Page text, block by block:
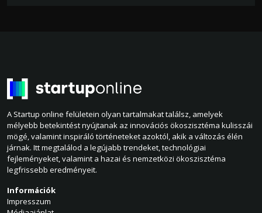
A Startup online felületein olyan tartalmakat találsz, amelyek
mélyebb betekintést nyújtanak az innovációs ökoszisztéma kulisszái
mögé, valamint inspiráló történeteket azoktól, akik a változás élén
járnak. Itt megtalálod a legújabb trendeket, technológiai
fejleményeket, valamint a hazai és nemzetközi ökoszisztéma
legfrissebb eredményeit.
Információk
Impresszum